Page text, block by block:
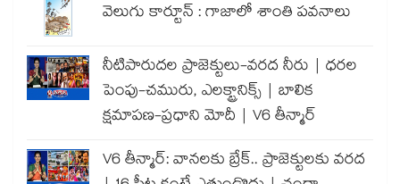
వెలుగు కార్టూన్ : గాజాలో శాంతి పవనాలు
నీటిపారుదల ప్రాజెక్టులు-వరద నీరు | ధరల
పెంపు-చమురు, ఎలక్ట్రానిక్స్ | బాలిక
క్షమాపణ-ప్రధాని మోదీ | V6 తీన్మార్
V6 తీన్మార్: వానలకు బ్రేక్.. ప్రాజెక్టులకు వరద